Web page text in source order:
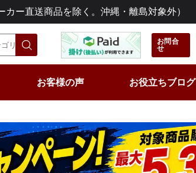
ー直送商品を除く。沖縄・離島対象外）
お問合
せ
お客様の声 お役立ちブログ